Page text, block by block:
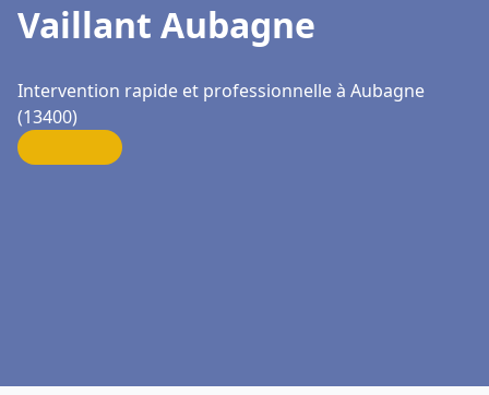
Vaillant Aubagne
Intervention rapide et professionnelle à Aubagne
(13400)